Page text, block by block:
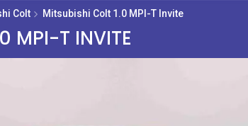
Colt Mitsubishi Colt 1.0 MPI-T Invite
MPI-T INVITE